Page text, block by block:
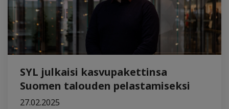
SYL julkaisi kasvupakettinsa
Suomen talouden pelastamiseksi
27.02.2025